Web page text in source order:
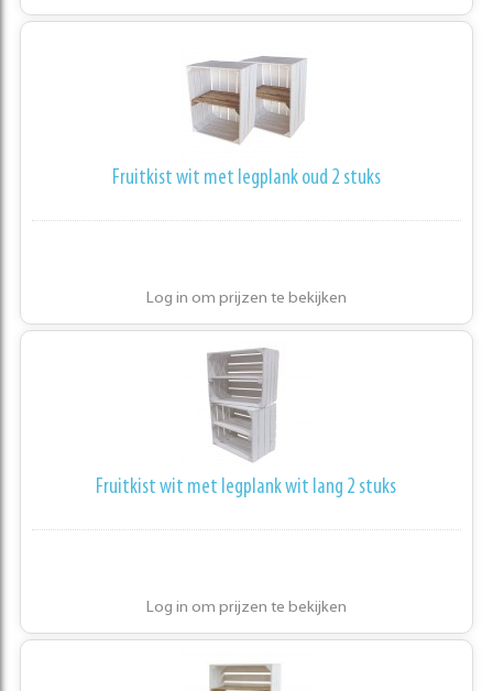
Fruitkist wit met legplank oud 2 stuks
Log in om prijzen te bekijken
Fruitkist wit met legplank wit lang 2 stuks
Log in om prijzen te bekijken